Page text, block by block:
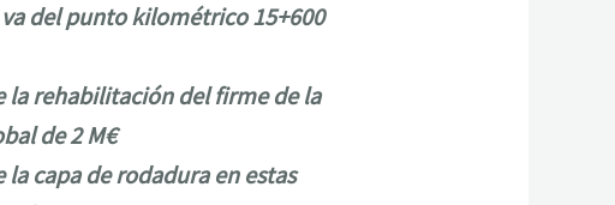
del punto kilométrico 15+600
rehabilitación del firme de la
de 2 M€
capa de rodadura en estas